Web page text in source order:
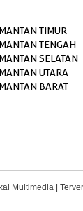
TIMUR
TENGAH
SELATAN
UTARA
BARAT
Multimedia |